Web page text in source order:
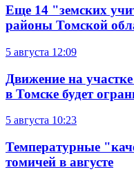
Еще 14 "земских
районы Томской
5 августа 12:09
Движение на
в Томске будет
5 августа 10:23
Температурные
томичей в августе